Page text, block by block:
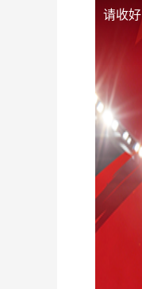
请收好